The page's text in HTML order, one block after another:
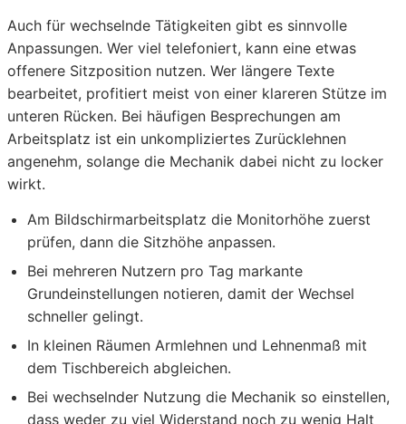
Auch für wechselnde Tätigkeiten gibt es sinnvolle
Anpassungen. Wer viel telefoniert, kann eine etwas
offenere Sitzposition nutzen. Wer längere Texte
bearbeitet, profitiert meist von einer klareren Stütze im
unteren Rücken. Bei häufigen Besprechungen am
Arbeitsplatz ist ein unkompliziertes Zurücklehnen
angenehm, solange die Mechanik dabei nicht zu locker
wirkt.
Am Bildschirmarbeitsplatz die Monitorhöhe zuerst
prüfen, dann die Sitzhöhe anpassen.
Bei mehreren Nutzern pro Tag markante
Grundeinstellungen notieren, damit der Wechsel
schneller gelingt.
In kleinen Räumen Armlehnen und Lehnenmaß mit
dem Tischbereich abgleichen.
Bei wechselnder Nutzung die Mechanik so einstellen,
dass weder zu viel Widerstand noch zu wenig Halt